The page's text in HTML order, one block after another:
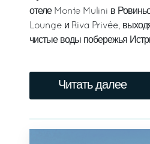
отеле Monte Mulini в
Lounge и Riva Privée,
чистые воды побережья
Читать далее